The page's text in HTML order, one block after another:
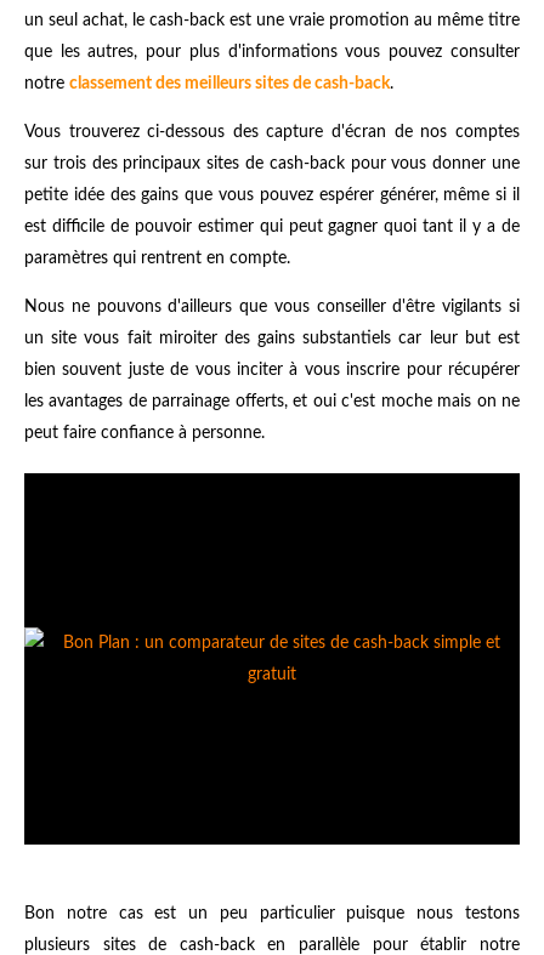
un seul achat, le cash-back est une vraie promotion au même titre
que les autres, pour plus d'informations vous pouvez consulter
notre classement des meilleurs sites de cash-back.
Vous trouverez ci-dessous des capture d'écran de nos comptes
sur trois des principaux sites de cash-back pour vous donner une
petite idée des gains que vous pouvez espérer générer, même si il
est difficile de pouvoir estimer qui peut gagner quoi tant il y a de
paramètres qui rentrent en compte.
Nous ne pouvons d'ailleurs que vous conseiller d'être vigilants si
un site vous fait miroiter des gains substantiels car leur but est
bien souvent juste de vous inciter à vous inscrire pour récupérer
les avantages de parrainage offerts, et oui c'est moche mais on ne
peut faire confiance à personne.
Bon notre cas est un peu particulier puisque nous testons
plusieurs sites de cash-back en parallèle pour établir notre